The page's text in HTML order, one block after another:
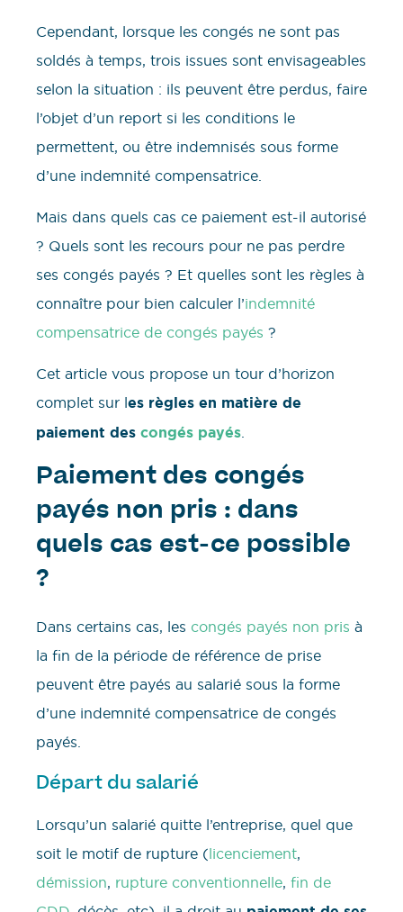
Cependant, lorsque les congés ne sont pas
soldés à temps, trois issues sont envisageables
selon la situation : ils peuvent être perdus, faire
l’objet d’un report si les conditions le
permettent, ou être indemnisés sous forme
d’une indemnité compensatrice.
Mais dans quels cas ce paiement est-il autorisé
? Quels sont les recours pour ne pas perdre
ses congés payés ? Et quelles sont les règles à
connaître pour bien calculer l’indemnité
compensatrice de congés payés ?
Cet article vous propose un tour d’horizon
complet sur les règles en matière de
paiement des congés payés.
Paiement des congés
payés non pris : dans
quels cas est-ce possible
?
Dans certains cas, les congés payés non pris à
la fin de la période de référence de prise
peuvent être payés au salarié sous la forme
d’une indemnité compensatrice de congés
payés.
Départ du salarié
Lorsqu’un salarié quitte l’entreprise, quel que
soit le motif de rupture (licenciement,
démission, rupture conventionnelle, fin de